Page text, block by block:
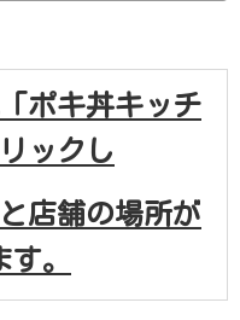
ポキ丼キッチ
ックし
店舗の場所が
。